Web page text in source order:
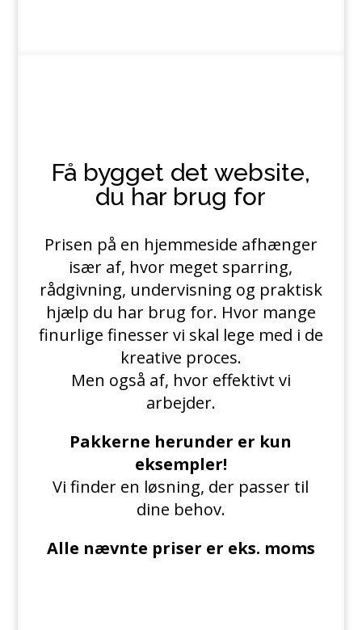
Få bygget det website,
du har brug for
Prisen på en hjemmeside afhænger
især af, hvor meget sparring,
rådgivning, undervisning og praktisk
hjælp du har brug for. Hvor mange
finurlige finesser vi skal lege med i de
kreative proces.
Men også af, hvor effektivt vi
arbejder.
Pakkerne herunder er kun
eksempler!
Vi finder en løsning, der passer til
dine behov.
Alle nævnte priser er eks. moms